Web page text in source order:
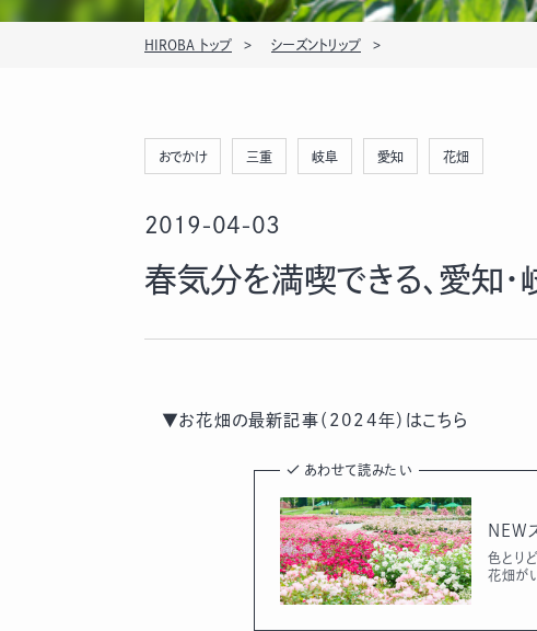
HIROBA トップ シーズントリップ
おでかけ 三重 岐阜 愛知 花畑
2019-04-03
春気分を満喫できる、愛知・
▼お花畑の最新記事（2024年）はこちら
あわせて読みたい
NEW
色とり
花畑が